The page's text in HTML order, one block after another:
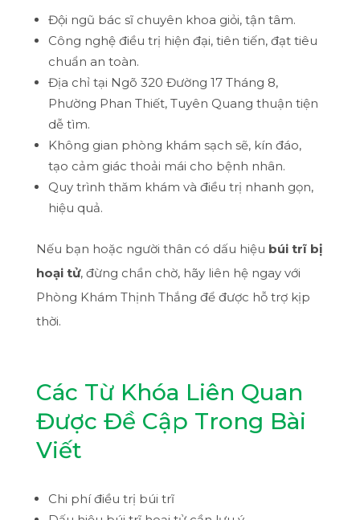
Đội ngũ bác sĩ chuyên khoa giỏi, tận tâm.
Công nghệ điều trị hiện đại, tiên tiến, đạt tiêu
chuẩn an toàn.
Địa chỉ tại Ngõ 320 Đường 17 Tháng 8,
Phường Phan Thiết, Tuyên Quang thuận tiện
dễ tìm.
Không gian phòng khám sạch sẽ, kín đáo,
tạo cảm giác thoải mái cho bệnh nhân.
Quy trình thăm khám và điều trị nhanh gọn,
hiệu quả.
Nếu bạn hoặc người thân có dấu hiệu búi trĩ bị
hoại tử, đừng chần chờ, hãy liên hệ ngay với
Phòng Khám Thịnh Thắng để được hỗ trợ kịp
thời.
Các Từ Khóa Liên Quan
Được Đề Cập Trong Bài
Viết
Chi phí điều trị búi trĩ